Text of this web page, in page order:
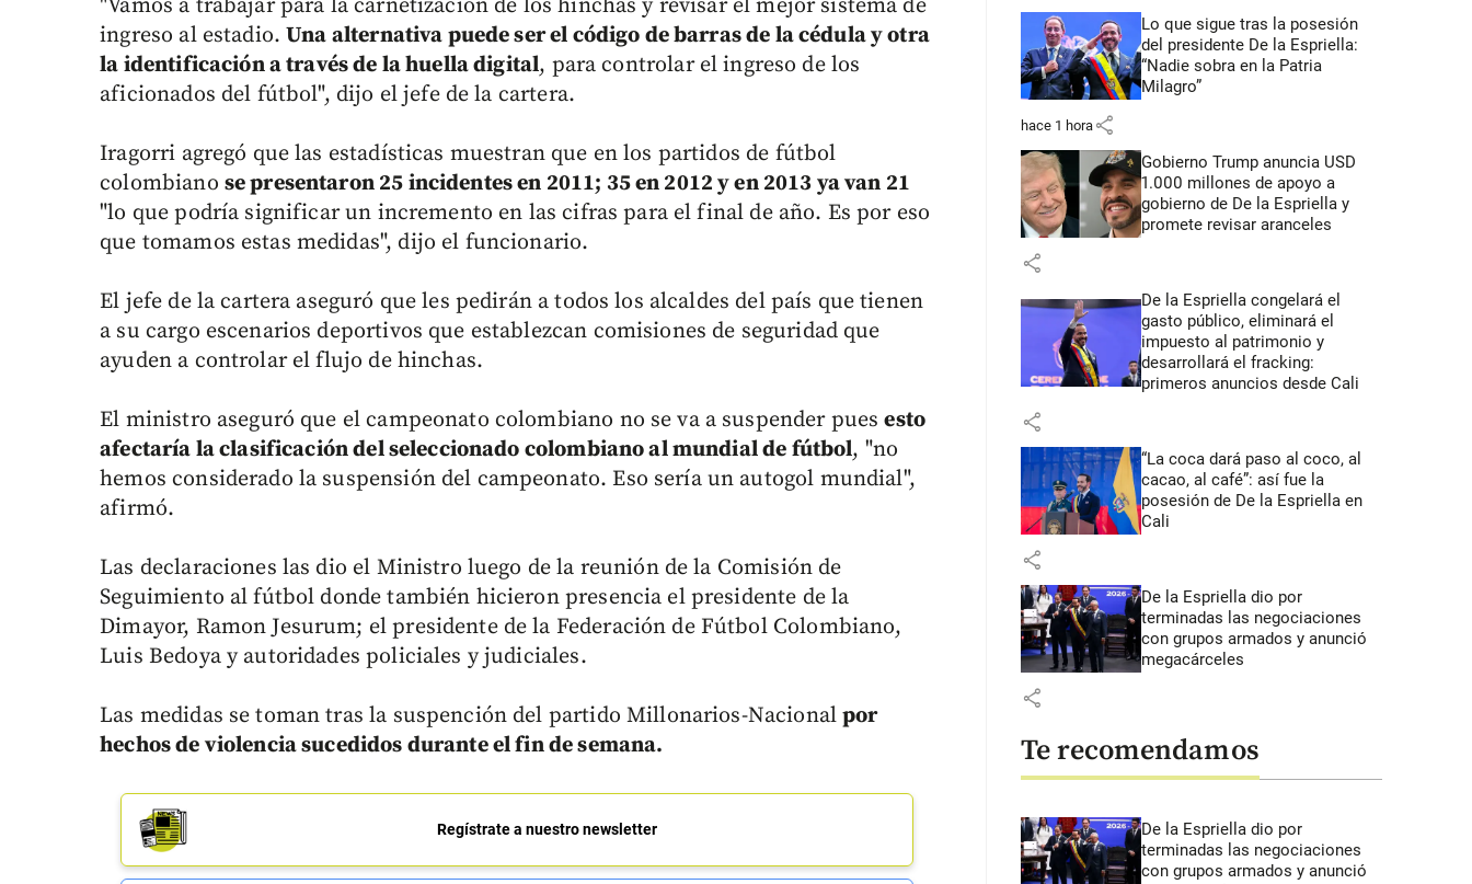
"Vamos a trabajar para la carnetización de los hinchas y revisar el mejor sistema de
ingreso al estadio.Una alternativa puede ser el código de barras de la cédula y otra
la identificación a través de la huella digital, para controlar el ingreso de los
aficionados del fútbol", dijo el jefe de la cartera.
Iragorri agregó que las estadísticas muestran que en los partidos de fútbol
colombiano se presentaron 25 incidentes en 2011; 35 en 2012 y en 2013 ya van 21
"lo que podría significar un incremento en las cifras para el final de año. Es por eso
que tomamos estas medidas", dijo el funcionario.
El jefe de la cartera aseguró que les pedirán a todos los alcaldes del país que tienen
a su cargo escenarios deportivos que establezcan comisiones de seguridad que
ayuden a controlar el flujo de hinchas.
El ministro aseguró que el campeonato colombiano no se va a suspender puesesto
afectaría la clasificación del seleccionado colombiano al mundial de fútbol, "no
hemos considerado la suspensión del campeonato. Eso sería un autogol mundial",
afirmó.
Las declaraciones las dio el Ministro luego de la reunión de la Comisión de
Seguimiento al fútbol donde también hicieron presencia el presidente de la
Dimayor, Ramon Jesurum; el presidente de la Federación de Fútbol Colombiano,
Luis Bedoya y autoridades policiales y judiciales.
Las medidas se toman tras la suspención del partido Millonarios-Nacionalpor
hechos de violencia sucedidos durante el fin de semana.
Regístrate a nuestro newsletter
Lo que sigue tras la posesión
del presidente De la Espriella:
“Nadie sobra en la Patria
Milagro”
hace 1 hora share
Gobierno Trump anuncia USD
1.000 millones de apoyo a
gobierno de De la Espriella y
promete revisar aranceles
share
De la Espriella congelará el
gasto público, eliminará el
impuesto al patrimonio y
desarrollará el fracking:
primeros anuncios desde Cali
share
“La coca dará paso al coco, al
cacao, al café”: así fue la
posesión de De la Espriella en
Cali
share
De la Espriella dio por
terminadas las negociaciones
con grupos armados y anunció
megacárceles
share
Te recomendamos
De la Espriella dio por
terminadas las negociaciones
con grupos armados y anunció